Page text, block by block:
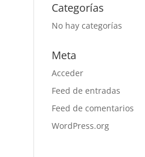
Categorías
No hay categorías
Meta
Acceder
Feed de entradas
Feed de comentarios
WordPress.org